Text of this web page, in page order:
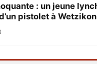
: un jeune
pistolet à Wetzikon